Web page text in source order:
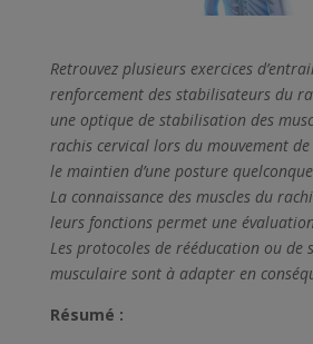
Retrouvez plusieurs exercices
renforcement des stabilisateurs du
une optique de stabilisation des
rachis cervical lors du mouvement
le maintien d’une posture
La connaissance des muscles du
leurs fonctions permet une
Les protocoles de rééducation ou de
musculaire sont à adapter en
Résumé :